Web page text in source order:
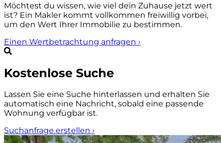
Möchtest du wissen, wie viel dein Zuhause jetzt wert
ist? Ein Makler kommt vollkommen freiwillig vorbei,
um den Wert Ihrer Immobilie zu bestimmen.
Einen Wertbetrachtung anfragen ›
Kostenlose Suche
Lassen Sie eine Suche hinterlassen und erhalten Sie
automatisch eine Nachricht, sobald eine passende
Wohnung verfügbar ist.
Suchanfrage erstellen ›